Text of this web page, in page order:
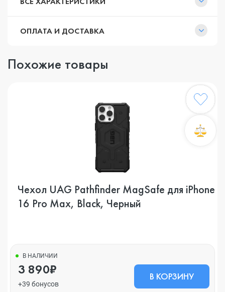
ОПЛАТА И ДОСТАВКА
Похожие товары
Чехол UAG Pathfinder MagSafe для iPhone
16 Pro Max, Black, Черный
В НАЛИЧИИ
3 890₽
+39 бонусов
В КОРЗИНУ